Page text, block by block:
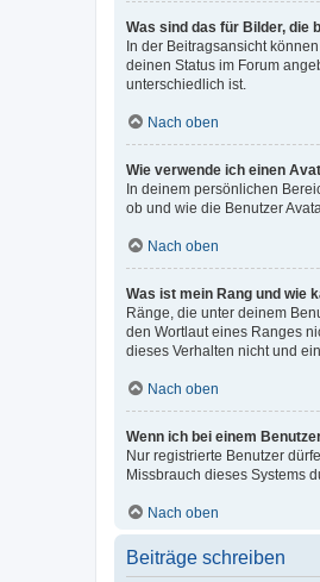
Was sind das für Bilder, die
In der Beitragsansicht
deinen Status im Forum
unterschiedlich ist.
Nach oben
Wie verwende ich einen
In deinem persönlichen
ob und wie die Benutzer
Nach oben
Was ist mein Rang und wie
Ränge, die unter deinem
den Wortlaut eines Ranges
dieses Verhalten nicht und
Nach oben
Wenn ich bei einem
Nur registrierte Benutzer
Missbrauch dieses Systems
Nach oben
Beiträge schreiben